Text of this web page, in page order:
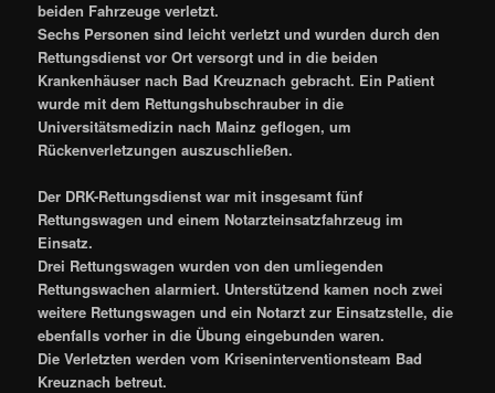
beiden Fahrzeuge verletzt.
Sechs Personen sind leicht verletzt und wurden durch den
Rettungsdienst vor Ort versorgt und in die beiden
Krankenhäuser nach Bad Kreuznach gebracht. Ein Patient
wurde mit dem Rettungshubschrauber in die
Universitätsmedizin nach Mainz geflogen, um
Rückenverletzungen auszuschließen.
Der DRK-Rettungsdienst war mit insgesamt fünf
Rettungswagen und einem Notarzteinsatzfahrzeug im
Einsatz.
Drei Rettungswagen wurden von den umliegenden
Rettungswachen alarmiert. Unterstützend kamen noch zwei
weitere Rettungswagen und ein Notarzt zur Einsatzstelle, die
ebenfalls vorher in die Übung eingebunden waren.
Die Verletzten werden vom Kriseninterventionsteam Bad
Kreuznach betreut.